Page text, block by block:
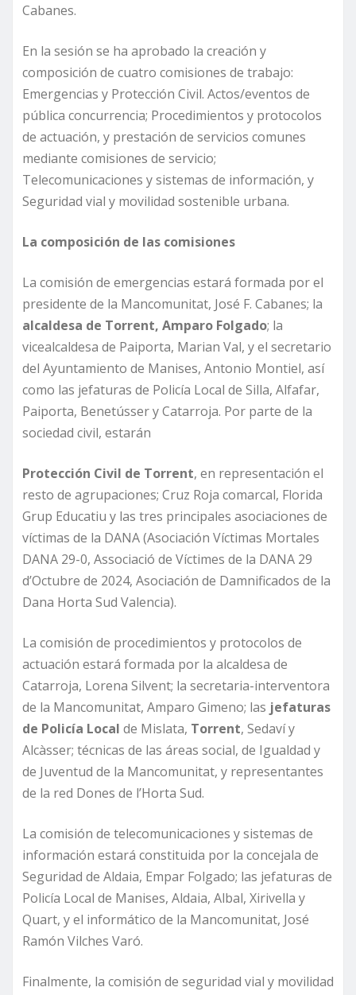
Cabanes.
En la sesión se ha aprobado la creación y
composición de cuatro comisiones de trabajo:
Emergencias y Protección Civil. Actos/eventos de
pública concurrencia; Procedimientos y protocolos
de actuación, y prestación de servicios comunes
mediante comisiones de servicio;
Telecomunicaciones y sistemas de información, y
Seguridad vial y movilidad sostenible urbana.
La composición de las comisiones
La comisión de emergencias estará formada por el
presidente de la Mancomunitat, José F. Cabanes; la
alcaldesa de Torrent, Amparo Folgado; la
vicealcaldesa de Paiporta, Marian Val, y el secretario
del Ayuntamiento de Manises, Antonio Montiel, así
como las jefaturas de Policía Local de Silla, Alfafar,
Paiporta, Benetússer y Catarroja. Por parte de la
sociedad civil, estarán
Protección Civil de Torrent, en representación el
resto de agrupaciones; Cruz Roja comarcal, Florida
Grup Educatiu y las tres principales asociaciones de
víctimas de la DANA (Asociación Víctimas Mortales
DANA 29-0, Associació de Víctimes de la DANA 29
d’Octubre de 2024, Asociación de Damnificados de la
Dana Horta Sud Valencia).
La comisión de procedimientos y protocolos de
actuación estará formada por la alcaldesa de
Catarroja, Lorena Silvent; la secretaria-interventora
de la Mancomunitat, Amparo Gimeno; las jefaturas
de Policía Local de Mislata, Torrent, Sedaví y
Alcàsser; técnicas de las áreas social, de Igualdad y
de Juventud de la Mancomunitat, y representantes
de la red Dones de l’Horta Sud.
La comisión de telecomunicaciones y sistemas de
información estará constituida por la concejala de
Seguridad de Aldaia, Empar Folgado; las jefaturas de
Policía Local de Manises, Aldaia, Albal, Xirivella y
Quart, y el informático de la Mancomunitat, José
Ramón Vilches Varó.
Finalmente, la comisión de seguridad vial y movilidad